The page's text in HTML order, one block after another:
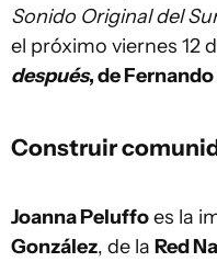
Sonido Original del
el próximo viernes 12
después, de
Construir
Joanna Peluffoes la
González, de la Red